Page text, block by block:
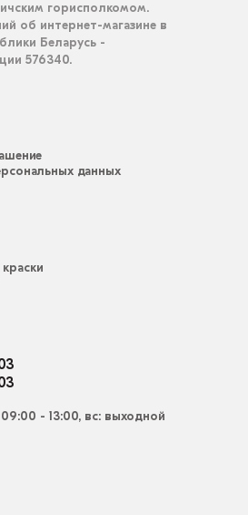
горисполкомом.
об интернет-магазине в
Беларусь -
576340.
данных
- 13:00, вс: выходной